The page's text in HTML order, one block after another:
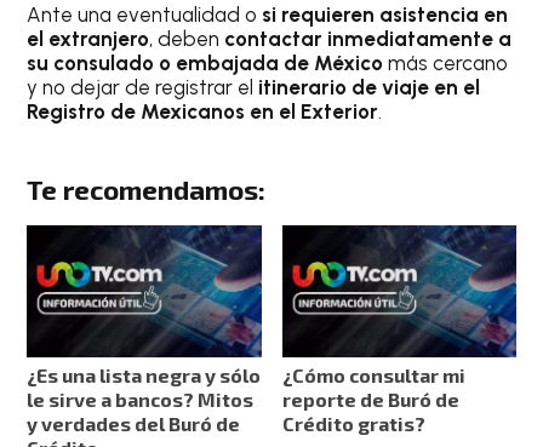
Ante una eventualidad o si requieren asistencia en
el extranjero, deben contactar inmediatamente a
su consulado o embajada de Méxicomás cercano
y no dejar de registrar el itinerario de viaje en el
Registro de Mexicanos en el Exterior.
Te recomendamos:
¿Es una lista negra y sólo
le sirve a bancos? Mitos
y verdades del Buró de
¿Cómo consultar mi
reporte de Buró de
Crédito gratis?